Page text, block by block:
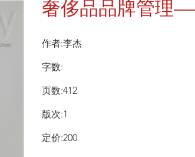
奢侈品品牌管理
作者:李杰
字数:
页数:412
版次:1
定价:200